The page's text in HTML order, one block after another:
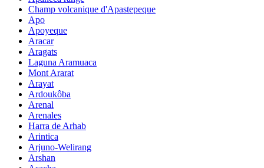
Champ volcanique d'Apastepeque
Apo
Apoyeque
Aracar
Aragats
Laguna Aramuaca
Mont Ararat
Arayat
Ardoukôba
Arenal
Arenales
Harra de Arhab
Arintica
Arjuno-Welirang
Arshan